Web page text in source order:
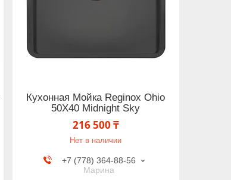
Кухонная Мойка Reginox Ohio
50X40 Midnight Sky
216 500 ₸
Нет в наличии
+7 (778) 364-88-56
Марина